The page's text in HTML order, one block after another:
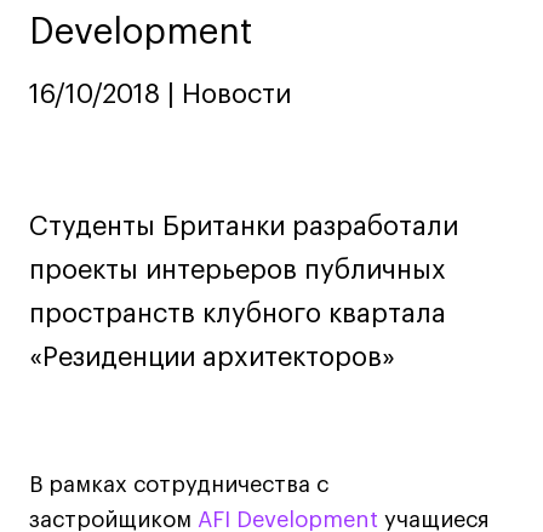
Подготовительные курсы и творческое
развитие
Среднесрочные
Онлайн-программы
Дизайн интерьера
Дизайн одежды
UX/UI-дизайн
Маркетинг
Development
16/10/2018 | Новости
Студенты Британки разработали
проекты интерьеров публичных
пространств клубного квартала
«Резиденции архитекторов»
В рамках сотрудничества с
застройщиком AFI Development учащиеся